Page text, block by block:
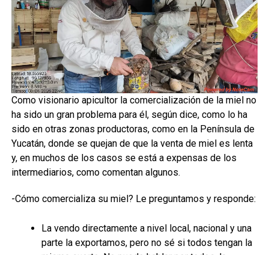
Como visionario apicultor la comercialización de la miel no
ha sido un gran problema para él, según dice, como lo ha
sido en otras zonas productoras, como en la Península de
Yucatán, donde se quejan de que la venta de miel es lenta
y, en muchos de los casos se está a expensas de los
intermediarios, como comentan algunos.
-Cómo comercializa su miel? Le preguntamos y responde:
La vendo directamente a nivel local, nacional y una
parte la exportamos, pero no sé si todos tengan la